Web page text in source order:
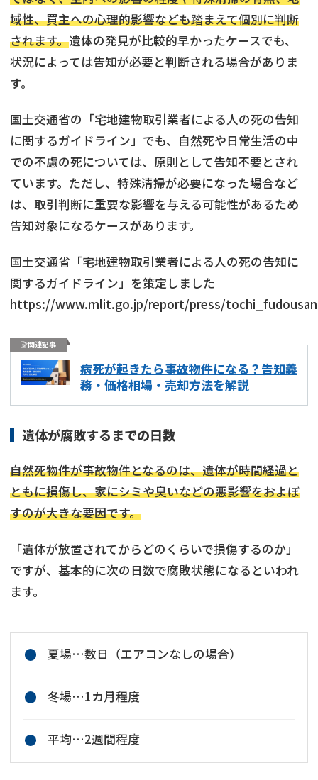
域性、買主への心理的影響なども踏まえて個別に判断
されます。遺体の発見が比較的早かったケースでも、
状況によっては告知が必要と判断される場合がありま
す。
国土交通省の「宅地建物取引業者による人の死の告知
に関するガイドライン」でも、自然死や日常生活の中
での不慮の死については、原則として告知不要とされ
ています。ただし、特殊清掃が必要になった場合など
は、取引判断に重要な影響を与える可能性があるため
告知対象になるケースがあります。
国土交通省「宅地建物取引業者による人の死の告知に
関するガイドライン」を策定しました
https://www.mlit.go.jp/report/press/
関連記事
病死が起きたら事故物件になる？告知義
務・価格相場・売却方法を解説
遺体が腐敗するまでの日数
自然死物件が事故物件となるのは、遺体が時間経過と
ともに損傷し、家にシミや臭いなどの悪影響をおよぼ
すのが大きな要因です。
「遺体が放置されてからどのくらいで損傷するのか」
ですが、基本的に次の日数で腐敗状態になるといわれ
ます。
夏場…数日（エアコンなしの場合）
冬場…1カ月程度
平均…2週間程度